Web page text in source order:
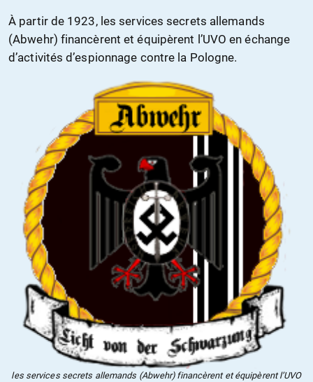
À partir de 1923, les services secrets allemands
(Abwehr) financèrent et équipèrent l’UVO en échange
d’activités d’espionnage contre la Pologne.
les services secrets allemands (Abwehr) financèrent et équipèrent l’UVO